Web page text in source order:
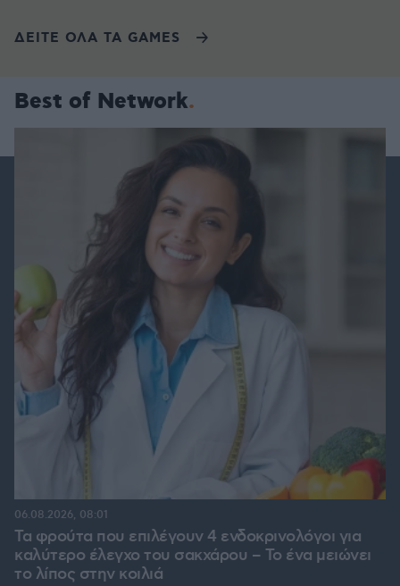
ΔΕΙΤΕ ΟΛΑ ΤΑ GAMES
Best of Network
Τα φρούτα που επιλέγουν 4 ενδοκρινολόγοι για
καλύτερο έλεγχο του σακχάρου – Το ένα μειώνει
το λίπος στην κοιλιά
06.08.2026, 08:01